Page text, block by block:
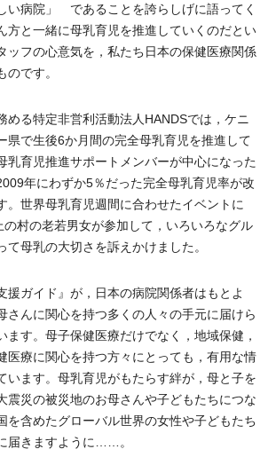
い病院」 であることを誇らしげに語ってく
方と一緒に母乳育児を推進していくのだとい
ッフの心意気を，私たち日本の保健医療関係
です。
る特定非営利活動法人HANDSでは，ケニ
県で生後6か月間の完全母乳育児を推進して
乳育児推進サポートメンバーが中心になった
年にわずか5％だった完全母乳育児率が改
。世界母乳育児週間に合わせたイベントに
の村の老若男女が参加して，いろいろなグル
て母乳の大切さを訴えかけました。
ガイド』が，日本の病院関係者はもとよ
さんに関心を持つ多くの人々の手元に届けら
ます。母子保健医療だけでなく，地域保健，
医療に関心を持つ方々にとっても，有用な情
います。母乳育児がもたらす絆が，母と子を
震災の被災地のお母さんや子どもたちにつな
を含めたグローバル世界の女性や子どもたち
届きますように……。